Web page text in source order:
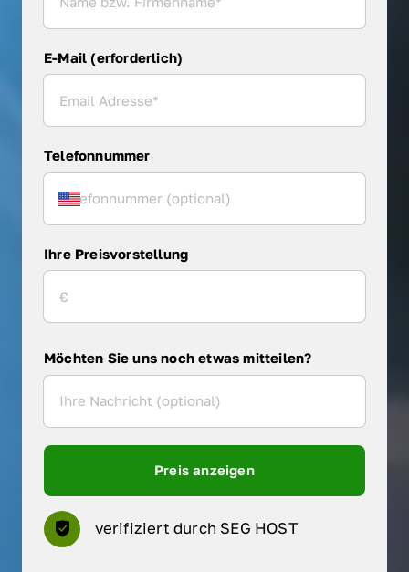
E-Mail (erforderlich)
Telefonnummer
Ihre Preisvorstellung
Möchten Sie uns noch etwas mitteilen?
Preis anzeigen
verifiziert durch SEG HOST